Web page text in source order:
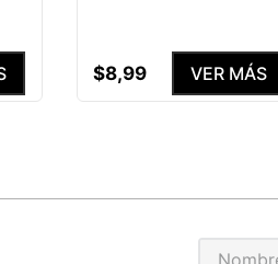
$8,99 VER MÁS